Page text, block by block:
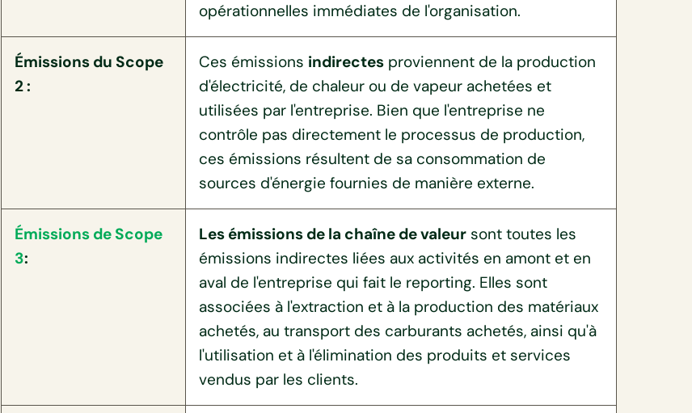
opérationnelles immédiates de l'organisation.
Émissions du Scope
2 :
Ces émissions indirectesproviennent de la production
d'électricité, de chaleur ou de vapeur achetées et
utilisées par l'entreprise. Bien que l'entreprise ne
contrôle pas directement le processus de production,
ces émissions résultent de sa consommation de
sources d'énergie fournies de manière externe.
Émissions de Scope
3:
Les émissions de la chaîne de valeursont toutes les
émissions indirectes liées aux activités en amont et en
aval de l'entreprise qui fait le reporting. Elles sont
associées à l'extraction et à la production des matériaux
achetés, au transport des carburants achetés, ainsi qu'à
l'utilisation et à l'élimination des produits et services
vendus par les clients.